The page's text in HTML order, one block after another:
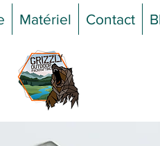
Matériel Contact